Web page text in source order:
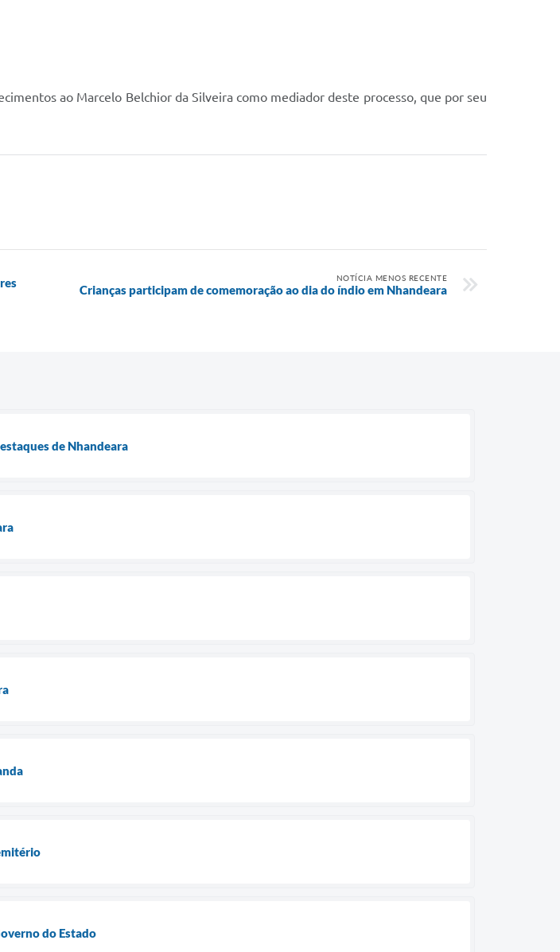
ao Marcelo Belchior da Silveira como mediador deste processo, que por seu
NOTÍCIA MENOS RECENTE
Crianças participam de comemoração ao dia do índio em Nhandeara
de Nhandeara
do Estado